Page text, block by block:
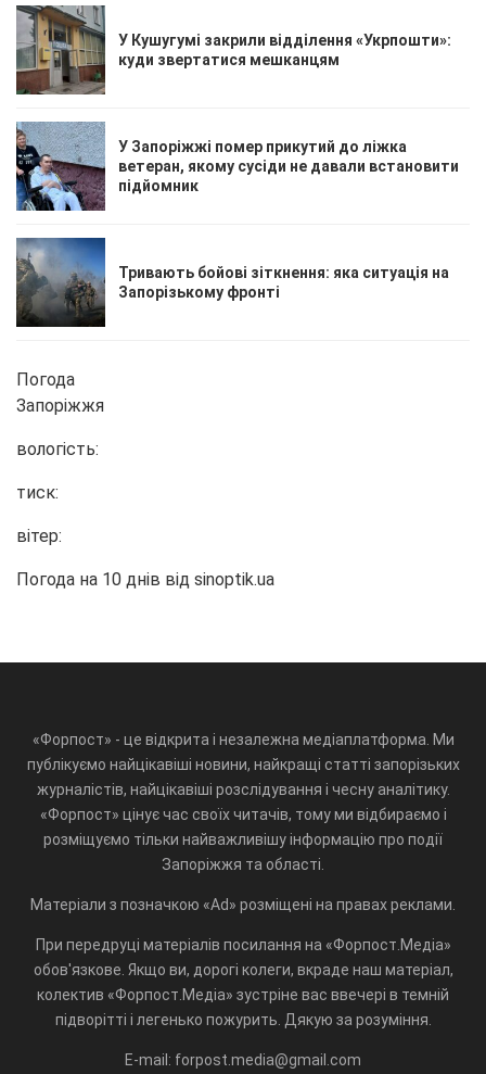
У Кушугумі закрили відділення «Укрпошти»:
куди звертатися мешканцям
У Запоріжжі помер прикутий до ліжка
ветеран, якому сусіди не давали встановити
підйомник
Тривають бойові зіткнення: яка ситуація на
Запорізькому фронті
Погода
Запоріжжя
вологість:
тиск:
вітер:
Погода на 10 днів від sinoptik.ua
«Форпост» - це відкрита і незалежна медіаплатформа. Ми
публікуємо найцікавіші новини, найкращі статті запорізьких
журналістів, найцікавіші розслідування і чесну аналітику.
«Форпост» цінує час своїх читачів, тому ми відбираємо і
розміщуємо тільки найважливішу інформацію про події
Запоріжжя та області.
Матеріали з позначкою «Ad» розміщені на правах реклами.
При передруці матеріалів посилання на «Форпост.Медіа»
обов'язкове. Якщо ви, дорогі колеги, вкраде наш матеріал,
колектив «Форпост.Медіа» зустріне вас ввечері в темній
підворітті і легенько пожурить. Дякую за розуміння.
E-mail: forpost.media@gmail.com